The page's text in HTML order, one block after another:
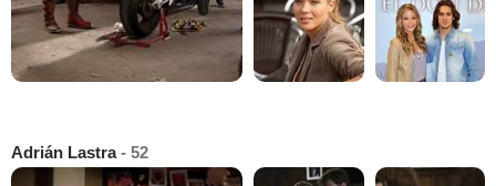
Adrián Lastra- 52